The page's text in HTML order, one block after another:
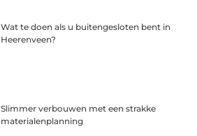
Wat te doen als u buitengesloten bent in
Heerenveen?
Slimmer verbouwen met een strakke
materialenplanning